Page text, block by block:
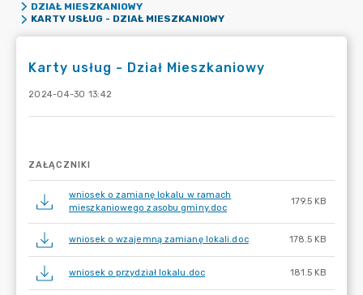
DZIAŁ MIESZKANIOWY
KARTY USŁUG - DZIAŁ MIESZKANIOWY
Karty usług - Dział Mieszkaniowy
2024-04-30 13:42
ZAŁĄCZNIKI
wniosek o zamianę lokalu w ramach
mieszkaniowego zasobu gminy.doc
179.5 KB
wniosek o wzajemną zamianę lokali.doc 178.5 KB
wniosek o przydział lokalu.doc 181.5 KB